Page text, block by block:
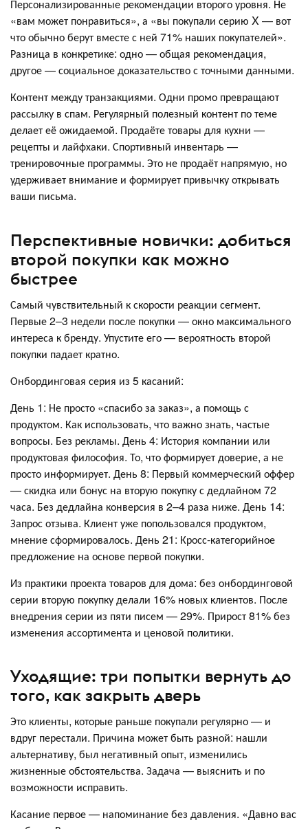
Персонализированные рекомендации второго уровня. Не
«вам может понравиться», а «вы покупали серию X — вот
что обычно берут вместе с ней 71% наших покупателей».
Разница в конкретике: одно — общая рекомендация,
другое — социальное доказательство с точными данными.
Контент между транзакциями. Одни промо превращают
рассылку в спам. Регулярный полезный контент по теме
делает её ожидаемой. Продаёте товары для кухни —
рецепты и лайфхаки. Спортивный инвентарь —
тренировочные программы. Это не продаёт напрямую, но
удерживает внимание и формирует привычку открывать
ваши письма.
Перспективные новички: добиться
второй покупки как можно
быстрее
Самый чувствительный к скорости реакции сегмент.
Первые 2–3 недели после покупки — окно максимального
интереса к бренду. Упустите его — вероятность второй
покупки падает кратно.
Онбординговая серия из 5 касаний:
День 1: Не просто «спасибо за заказ», а помощь с
продуктом. Как использовать, что важно знать, частые
вопросы. Без рекламы. День 4: История компании или
продуктовая философия. То, что формирует доверие, а не
просто информирует. День 8: Первый коммерческий оффер
— скидка или бонус на вторую покупку с дедлайном 72
часа. Без дедлайна конверсия в 2–4 раза ниже. День 14:
Запрос отзыва. Клиент уже попользовался продуктом,
мнение сформировалось. День 21: Кросс-категорийное
предложение на основе первой покупки.
Из практики проекта товаров для дома: без онбординговой
серии вторую покупку делали 16% новых клиентов. После
внедрения серии из пяти писем — 29%. Прирост 81% без
изменения ассортимента и ценовой политики.
Уходящие: три попытки вернуть до
того, как закрыть дверь
Это клиенты, которые раньше покупали регулярно — и
вдруг перестали. Причина может быть разной: нашли
альтернативу, был негативный опыт, изменились
жизненные обстоятельства. Задача — выяснить и по
возможности исправить.
Касание первое — напоминание без давления. «Давно вас